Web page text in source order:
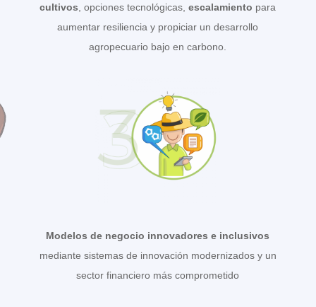
cultivos , opciones tecnológicas,escalamiento para
aumentar resiliencia y propiciar un desarrollo
agropecuario bajo en carbono.
Modelos de negocio innovadores e inclusivos
mediante sistemas de innovación modernizados y un
sector financiero más comprometido